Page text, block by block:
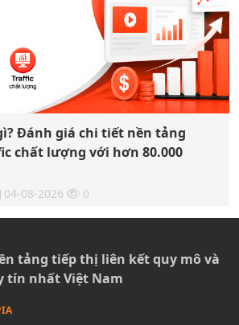
Đánh giá chi tiết nền tảng
chất lượng với hơn 80.000
04-08-2026 0
tảng tiếp thị liên kết quy mô và
tín nhất Việt Nam